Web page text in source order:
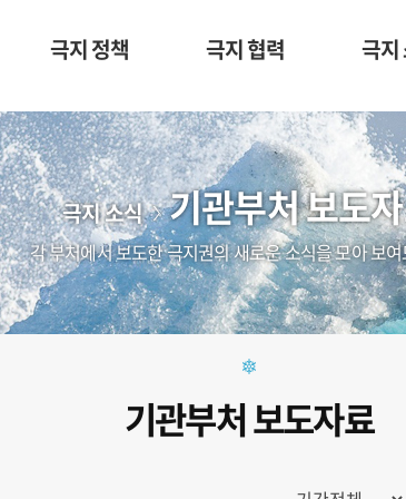
극지 정책 극지 협력 극지
극지 소식 기관부처 보도
각 부처에서 보도한 극지권의 새로운 소식을 모아 보
기관부처 보도자료